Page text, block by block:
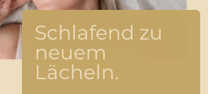
Schlafend zu
neuem
Lächeln.